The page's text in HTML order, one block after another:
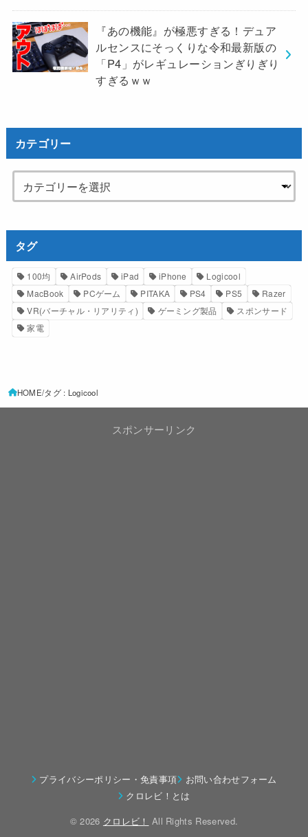
『あの機能』が極悪すぎる！デュア
ルセンスにそっくりな令和最新版の
「P4」がレギュレーションぎりぎり
すぎるｗｗ
カテゴリー
タグ
100均 AirPods iPad iPhone
Logicool
MacBook
PCゲーム PITAKA PS4 PS5
Razer
VR(バーチャル・リアリティ)
ゲーミング製品
スポンサード
家電
HOME タグ : Logicool
スポンサーリンク
プライバシーポリシー・免責事項
お問い合わせフォーム
クロレビ！とは
© 2026 クロレビ！ All Rights Reserved.